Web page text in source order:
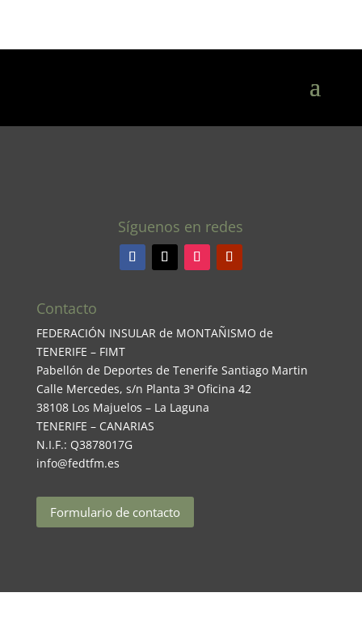
Síguenos en redes
Contacto
FEDERACIÓN INSULAR de MONTAÑISMO de
TENERIFE – FIMT
Pabellón de Deportes de Tenerife Santiago Martin
Calle Mercedes, s/n Planta 3ª Oficina 42
38108 Los Majuelos – La Laguna
TENERIFE – CANARIAS
N.I.F.: Q3878017G
info@fedtfm.es
Formulario de contacto